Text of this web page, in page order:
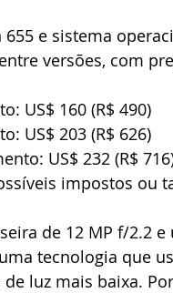
e sistema
versões, com
US$ 160 (R$ 490)
US$ 203 (R$ 626)
US$ 232 (R$
impostos ou
de 12 MP f/2.2 e
tecnologia que
luz mais baixa.